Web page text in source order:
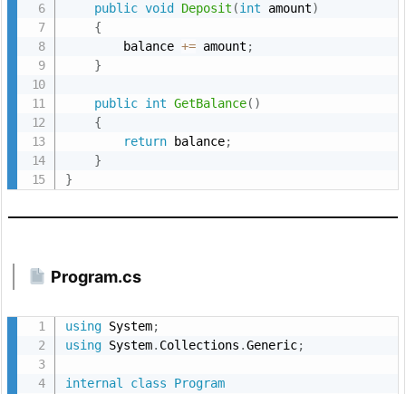
5.
複
数
人
の
口
座
を
て
よ
う
public void Deposit (int amount)
{
        balance
+= amount ;
}
public int GetBalance( )
{
return balance;
}
}
Program.cs
using System;
using System. Collections .Generic;
internal class
Program